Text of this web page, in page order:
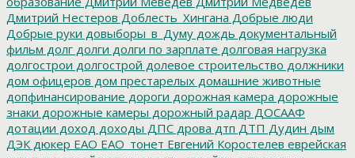
Дмитрий Нестеров Доблесть_Хингана Добрые люди
Добрые руки довыборы_в_Думу дождь документальный
фильм долг долги долги по зарплате долговая нагрузка
долгострои долгострой долевое строительство должники
дом офицеров дом престарелых домашние животные
допфинансирование дороги дорожная камера дорожные
знаки дорожные камеры дорожный радар ДОСААФ
дотации доход доходы ДПС дрова дтп ДТП Дудин дым
ДЭК дюкер ЕАО ЕАО_тонет Евгений Коростелев еврейская